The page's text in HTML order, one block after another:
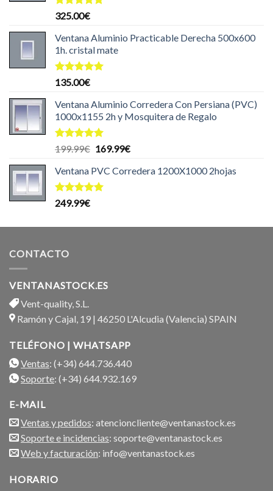
Valorado
de 5
325.00€
Ventana Aluminio Practicable Derecha 500x600
1h. cristal mate
Valorado
de 5
135.00€
Ventana Aluminio Corredera Con Persiana (PVC)
1000x1155 2h y Mosquitera de Regalo
Valorado
de 5
199.99€ El
original
era:
169.99€El
actual
Ventana PVC Corredera 1200X1000 2hojas
Valorado
249.99€
CONTACTO
VENTANASTOCK.ES
Vent-quality, S.L.
Ramón y Cajal, 19 | 46250 L'Alcudia (Valencia) SPAIN
TELÉFONO | WHATSAPP
Ventas: (+34) 644.736.440
Soporte: (+34) 644.932.169
E-MAIL
Ventas y pedidos: atencioncliente@ventanastock.es
Soporte e incidencias: soporte@ventanastock.es
Web y facturación: info@ventanastock.es
HORARIO